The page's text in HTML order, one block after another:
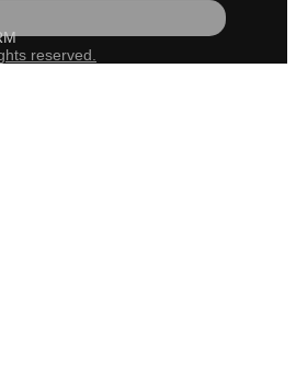
reserved.